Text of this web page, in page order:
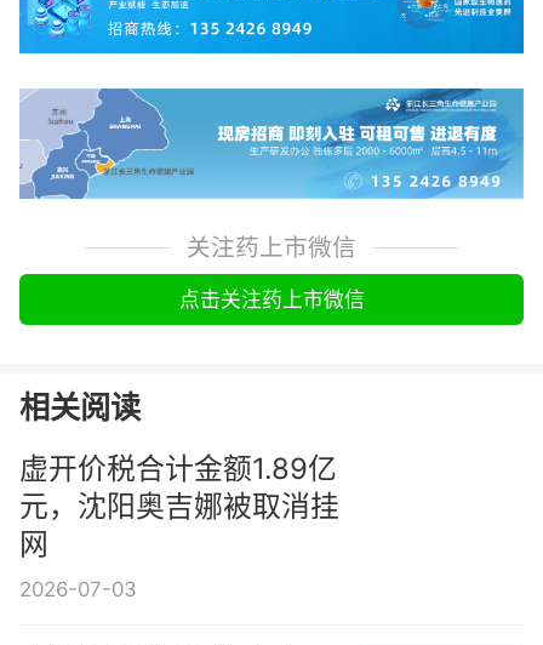
关注药上市微信
点击关注药上市微信
相关阅读
虚开价税合计金额1.89亿
元，沈阳奥吉娜被取消挂
网
2026-07-03